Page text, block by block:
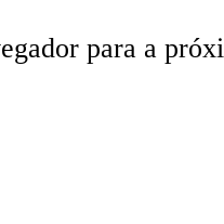
para a